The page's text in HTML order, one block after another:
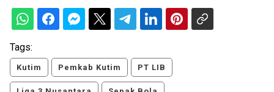
Tags:
Kutim Pemkab Kutim PT LIB